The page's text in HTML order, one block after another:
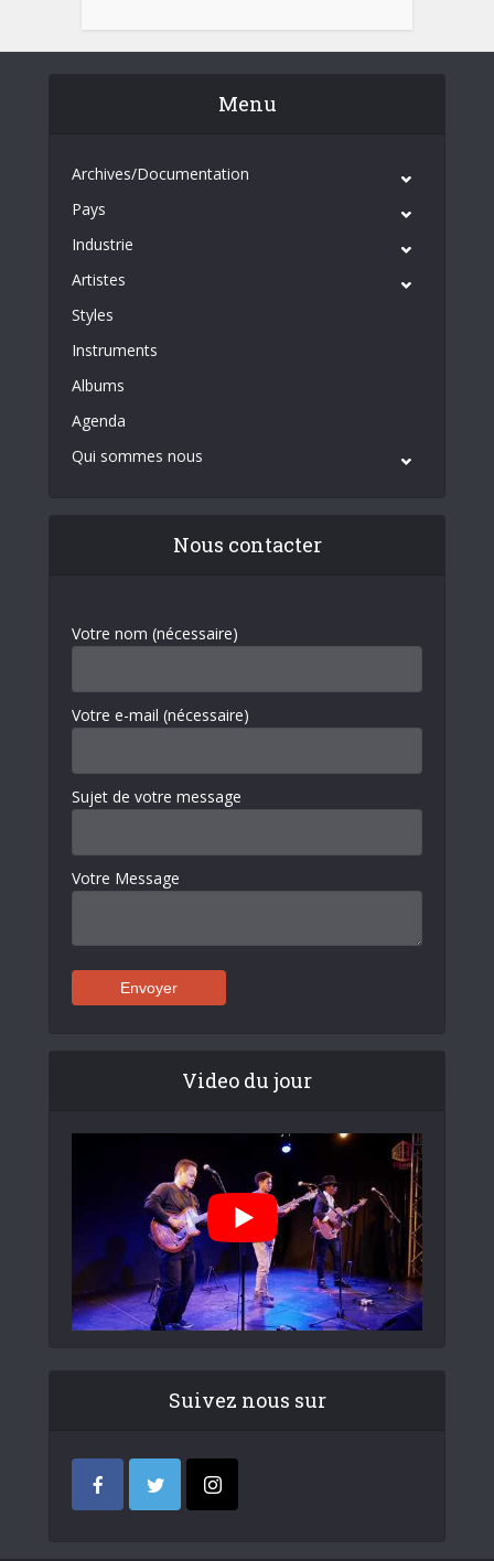
Menu
Archives/Documentation
Pays
Industrie
Artistes
Styles
Instruments
Albums
Agenda
Qui sommes nous
Nous contacter
Votre nom (nécessaire)
Votre e-mail (nécessaire)
Sujet de votre message
Votre Message
Video du jour
Suivez nous sur